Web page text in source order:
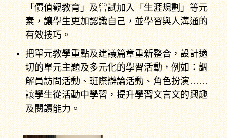
「價值觀教育」及嘗試加入「生涯規劃」等元
素，讓學生更加認識自己，並學習與人溝通的
有效技巧。
把單元教學重點及建議篇章重新整合，設計適
切的單元主題及多元化的學習活動，例如：調
解員訪問活動、班際辯論活動、角色扮演……
讓學生從活動中學習，提升學習文言文的興趣
及閱讀能力。